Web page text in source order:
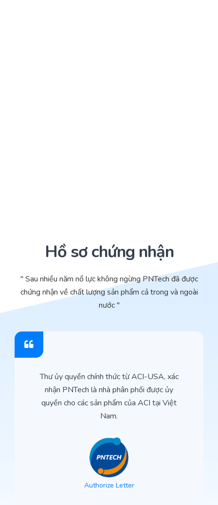
Hồ sơ chứng nhận
" Sau nhiều năm nổ lực không ngừng PNTech đã được
chứng nhận về chất lượng sản phẩm cả trong và ngoài
nước "
Thư ủy quyền chính thức từ ACI-USA, xác
nhận PNTech là nhà phân phối được ủy
quyền cho các sản phẩm của ACI tại Việt
Nam.
Authorize Letter